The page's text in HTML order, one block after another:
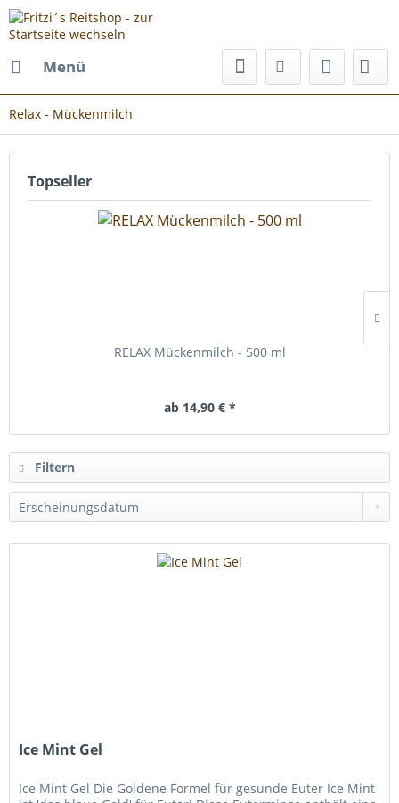
Menü
Relax - Mückenmilch
Topseller
RELAX Mückenmilch - 500 ml
ab 14,90 € *
Filtern
Ice Mint Gel
Ice Mint Gel Die Goldene Formel für gesunde Euter Ice Mint